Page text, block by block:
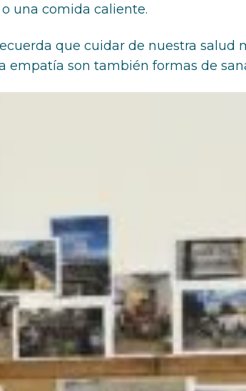
una comida caliente.
que cuidar de nuestra salud
empatía son también formas de